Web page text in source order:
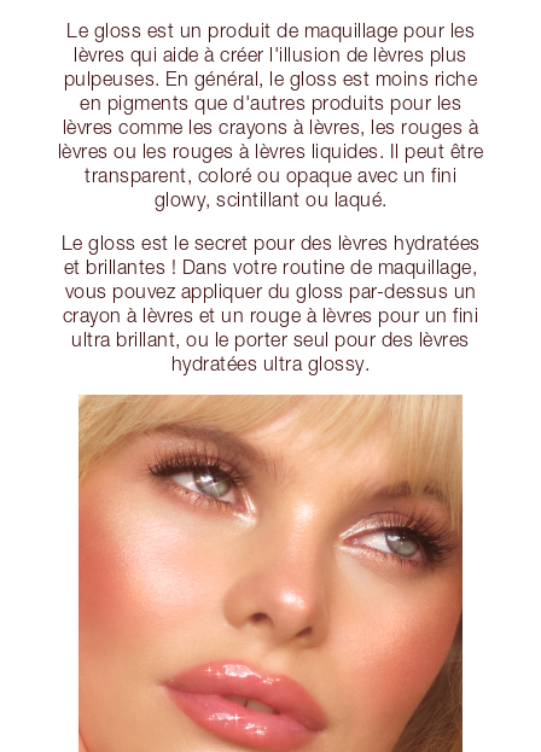
Le gloss est un produit de maquillage pour les
lèvres qui aide à créer l'illusion de lèvres plus
pulpeuses. En général, le gloss est moins riche
en pigments que d'autres produits pour les
lèvres comme les crayons à lèvres, les rouges à
lèvres ou les rouges à lèvres liquides. Il peut être
transparent, coloré ou opaque avec un fini
glowy, scintillant ou laqué.
Le gloss est le secret pour des lèvres hydratées
et brillantes ! Dans votre routine de maquillage,
vous pouvez appliquer du gloss par-dessus un
crayon à lèvres et un rouge à lèvres pour un fini
ultra brillant, ou le porter seul pour des lèvres
hydratées ultra glossy.